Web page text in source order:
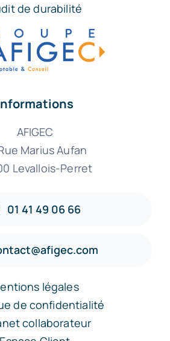
de durabilité
AFIGEC
Marius Aufan
Levallois-Perret
01 41 49 06 66
légales
de confidentialité
collaborateur